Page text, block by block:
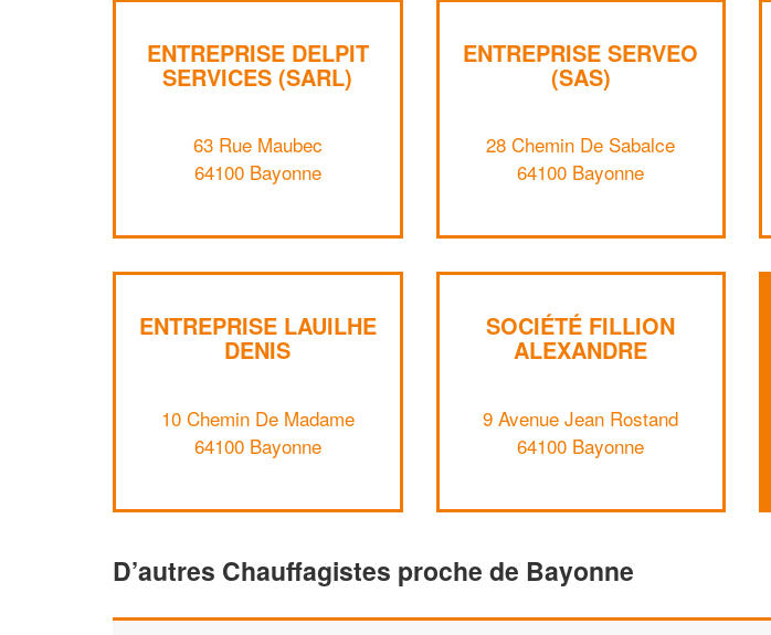
ENTREPRISE DELPIT
SERVICES (SARL)
63 Rue Maubec
64100 Bayonne
ENTREPRISE SERVEO
(SAS)
28 Chemin De Sabalce
64100 Bayonne
ENTREPRISE LAUILHE
DENIS
10 Chemin De Madame
64100 Bayonne
SOCIÉTÉ FILLION
ALEXANDRE
9 Avenue Jean Rostand
64100 Bayonne
D’autres Chauffagistes proche de Bayonne